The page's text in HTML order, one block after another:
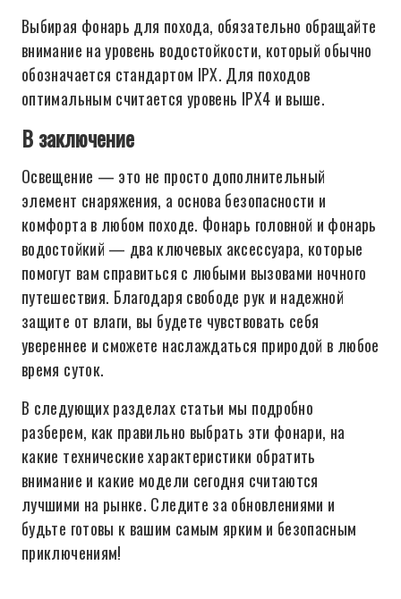
Выбирая фонарь для похода, обязательно обращайте
внимание на уровень водостойкости, который обычно
обозначается стандартом IPX. Для походов
оптимальным считается уровень IPX4 и выше.
В заключение
Освещение — это не просто дополнительный
элемент снаряжения, а основа безопасности и
комфорта в любом походе. Фонарь головной и фонарь
водостойкий — два ключевых аксессуара, которые
помогут вам справиться с любыми вызовами ночного
путешествия. Благодаря свободе рук и надежной
защите от влаги, вы будете чувствовать себя
увереннее и сможете наслаждаться природой в любое
время суток.
В следующих разделах статьи мы подробно
разберем, как правильно выбрать эти фонари, на
какие технические характеристики обратить
внимание и какие модели сегодня считаются
лучшими на рынке. Следите за обновлениями и
будьте готовы к вашим самым ярким и безопасным
приключениям!